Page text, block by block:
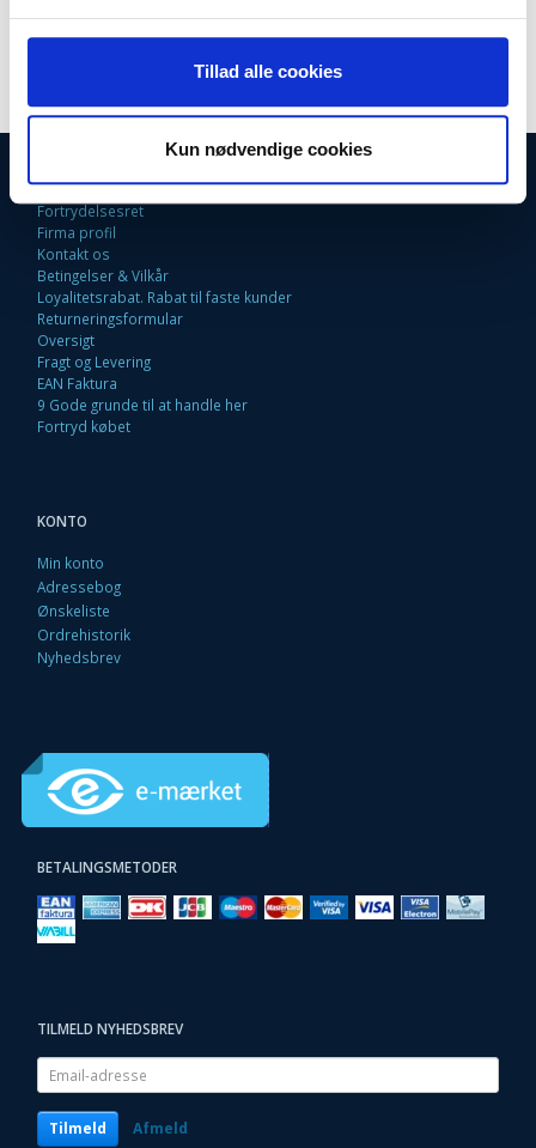
Tillad alle cookies
Kun nødvendige cookies
På lager
Fortrydelsesret
Firma profil
Kontakt os
Betingelser & Vilkår
Loyalitetsrabat. Rabat til faste kunder
Returneringsformular
Oversigt
Fragt og Levering
EAN Faktura
9 Gode grunde til at handle her
Fortryd købet
KONTO
Min konto
Adressebog
Ønskeliste
Ordrehistorik
Nyhedsbrev
BETALINGSMETODER
TILMELD NYHEDSBREV
Email-
adresse
Tilmeld Afmeld